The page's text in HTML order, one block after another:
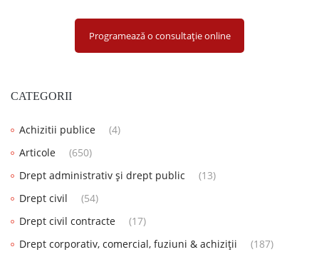
Programează o consultație online
CATEGORII
Achizitii publice
(4)
Articole
(650)
Drept administrativ și drept public
(13)
Drept civil
(54)
Drept civil contracte
(17)
Drept corporativ, comercial, fuziuni & achiziții
(187)